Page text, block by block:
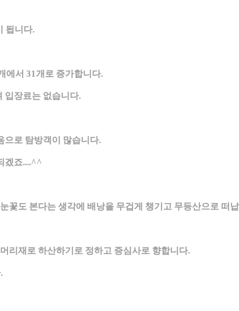
됩니다.
에서 31개로 증가합니다.
입장료는 없습니다.
으로 탐방객이 많습니다.
겠죠....^^
꽃도 본다는 생각에 배낭을 무겁게 챙기고 무등산으로 떠
리재로 하산하기로 정하고 증심사로 향합니다.